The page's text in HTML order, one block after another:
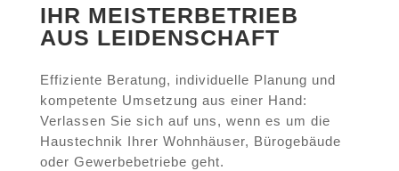
IHR MEISTERBETRIEB
AUS LEIDENSCHAFT
Effiziente Beratung, individuelle Planung und
kompetente Umsetzung aus einer Hand:
Verlassen Sie sich auf uns, wenn es um die
Haustechnik Ihrer Wohnhäuser, Bürogebäude
oder Gewerbebetriebe geht.